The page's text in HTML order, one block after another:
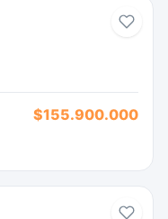
$155.900.000